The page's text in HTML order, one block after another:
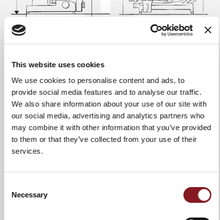
This website uses cookies
We use cookies to personalise content and ads, to
provide social media features and to analyse our traffic.
We also share information about your use of our site with
our social media, advertising and analytics partners who
may combine it with other information that you’ve provided
to them or that they’ve collected from your use of their
services.
Selection
Necessary
Peso 29 kg
Diametro lama 300 mm
Specifiche elettriche
230V 50Hz 1PH 400V 50Hz 3PH
120V 50Hz 1PH 220V 60Hz 1 PH
belt 0,25-0,35 kW gear 0,25-0,30
Materiale lama
100Cr6